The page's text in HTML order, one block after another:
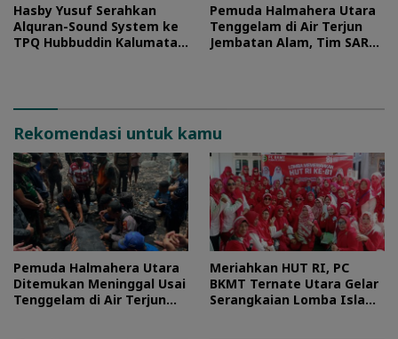
Hasby Yusuf Serahkan
Alquran-Sound System ke
TPQ Hubbuddin Kalumata
Pemuda Halmahera Utara
Tenggelam di Air Terjun
Jembatan Alam, Tim SAR
Rekomendasi untuk kamu
Pemuda Halmahera Utara
Ditemukan Meninggal Usai
Tenggelam di Air Terjun
Meriahkan HUT RI, PC
BKMT Ternate Utara Gelar
Serangkaian Lomba Islami